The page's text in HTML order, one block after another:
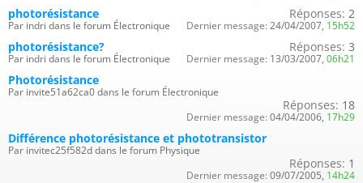
photorésistance
Par indri dans le forum Électronique
Réponses: 2
Dernier message: 24/04/2007, 15h52
photorésistance?
Par indri dans le forum Électronique
Réponses: 3
Dernier message: 13/03/2007, 06h21
Photorésistance
Par invite51a62ca0 dans le forum Électronique
Réponses: 18
Dernier message: 04/04/2006, 17h29
Différence photorésistance et phototransistor
Par invitec25f582d dans le forum Physique
Réponses: 1
Dernier message: 09/07/2005, 14h24